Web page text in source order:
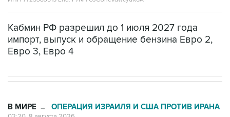
Кабмин РФ разрешил до 1 июля 2027 года
Евро 3, Евро 4
Силы CENTCOM перехватили более